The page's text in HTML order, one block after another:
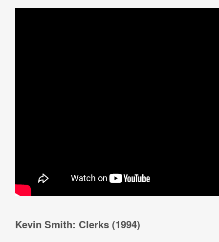
Kevin Smith: Clerks (1994)